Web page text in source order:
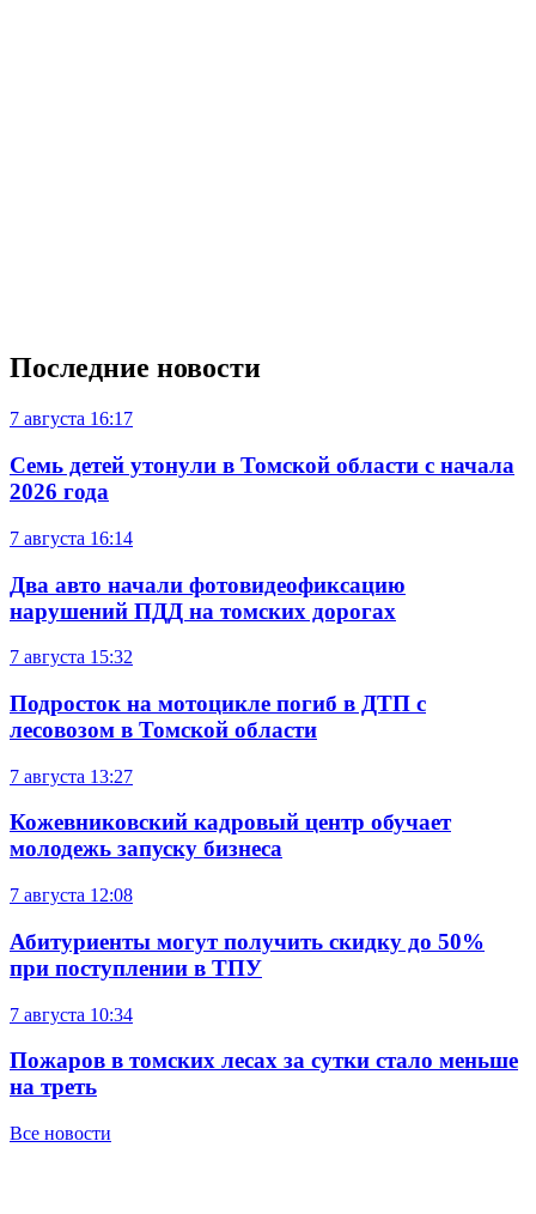
Последние новости
7 августа 16:17
Семь детей утонули в Томской области с начала
2026 года
7 августа 16:14
Два авто начали фотовидеофиксацию
нарушений ПДД на томских дорогах
7 августа 15:32
Подросток на мотоцикле погиб в ДТП с
лесовозом в Томской области
7 августа 13:27
Кожевниковский кадровый центр обучает
молодежь запуску бизнеса
7 августа 12:08
Абитуриенты могут получить скидку до 50%
при поступлении в ТПУ
7 августа 10:34
Пожаров в томских лесах за сутки стало меньше
на треть
Все новости